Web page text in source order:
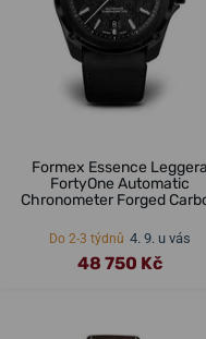
Formex Essence Leggera
FortyOne Automatic
Chronometer Forged
Do 2-3 týdnů 4. 9. u vás
48 750 Kč